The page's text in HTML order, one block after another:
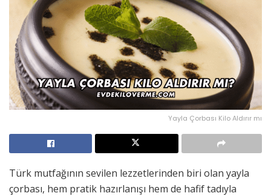
Yayla Çorbası Kilo Aldırır mı
Türk mutfağının sevilen lezzetlerinden biri olan yayla
çorbası, hem pratik hazırlanışı hem de hafif tadıyla